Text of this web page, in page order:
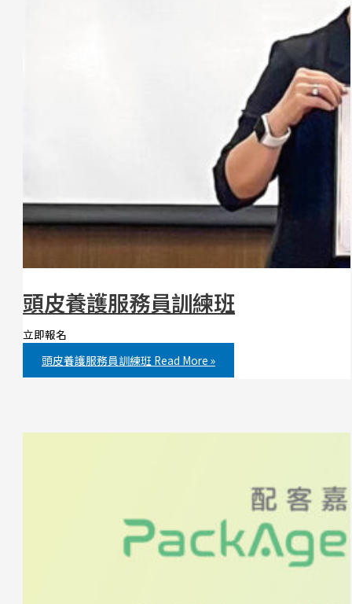
頭皮養護服務員訓練班
立即報名
頭皮養護服務員訓練班 Read More »